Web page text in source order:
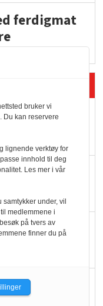
ferdigmat
men fulle
i butikken
bruker vi
Du kan reservere
lignende verktøy for
innhold til deg
Les mer i vår
under, vil
medlemmene i
på tvers av
finner du på